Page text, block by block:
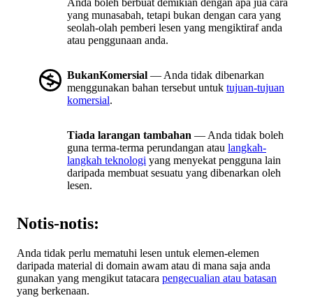
Anda boleh berbuat demikian dengan apa jua cara
yang munasabah, tetapi bukan dengan cara yang
seolah-olah pemberi lesen yang mengiktiraf anda
atau penggunaan anda.
BukanKomersial — Anda tidak dibenarkan
menggunakan bahan tersebut untuk tujuan-tujuan
komersial.
Tiada larangan tambahan — Anda tidak boleh
guna terma-terma perundangan atau langkah-
langkah teknologi yang menyekat pengguna lain
daripada membuat sesuatu yang dibenarkan oleh
lesen.
Notis-notis:
Anda tidak perlu mematuhi lesen untuk elemen-elemen
daripada material di domain awam atau di mana saja anda
gunakan yang mengikut tatacara pengecualian atau batasan
yang berkenaan.